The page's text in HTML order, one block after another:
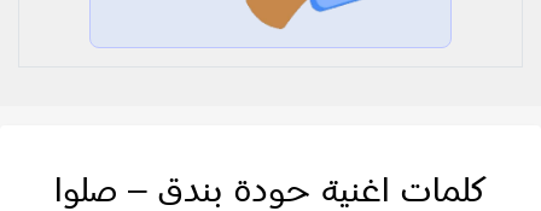
كلمات اغنية حودة بندق – صلوا